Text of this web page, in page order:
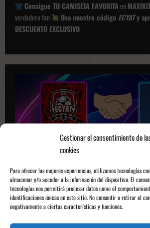
Gestionar el consentimiento de
cookies
Para ofrecer las mejores experiencias, utilizamos tecnologías
almacenar y/o acceder a la información del dispositivo. El
tecnologías nos permitirá procesar datos como el
identificaciones únicas en este sitio. No consentir o retirar el
negativamente a ciertas características y funciones.
Consigue TU CAMISETA FAVORITAen
verdadero fan
Usa nuestro código ECYATy
DESCUENTO EXCLUSIVO